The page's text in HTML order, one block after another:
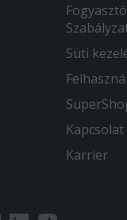
Süti
Kapcsolat
Karrier